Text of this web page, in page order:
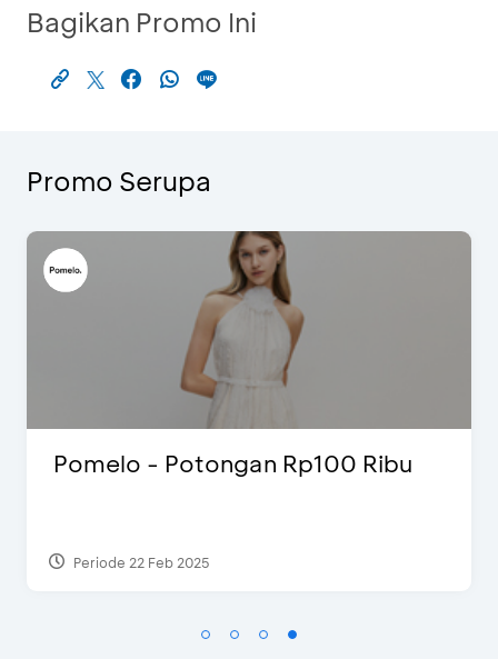
Bagikan Promo Ini
Promo Serupa
International Cruise Holiday Fair
Periode 28 Jul 2024